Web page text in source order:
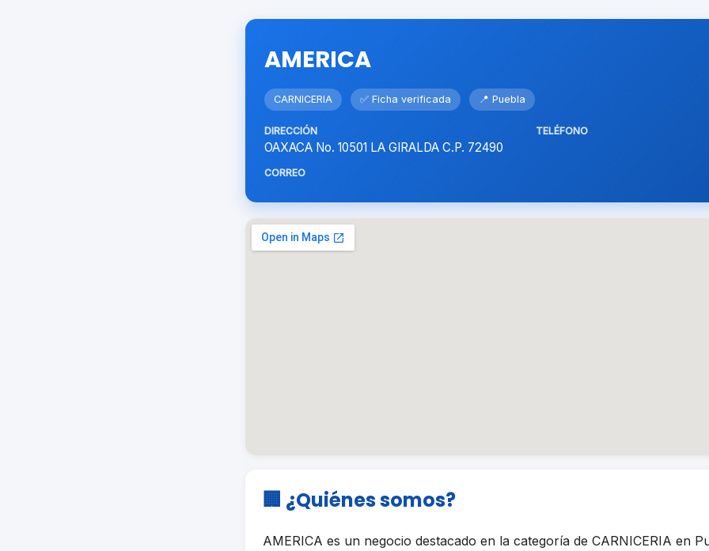
AMERICA
CARNICERIA ✅ Ficha verificada 📍 Puebla
DIRECCIÓN
OAXACA No. 10501 LA GIRALDA C.P. 72490
TELÉFONO
CORREO
🏢 ¿Quiénes somos?
AMERICA es un negocio destacado en la categoría de CARNICERIA en